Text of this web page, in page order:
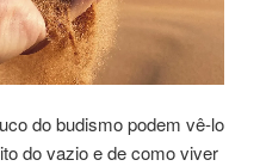
do budismo podem vê-lo
do vazio e de como viver